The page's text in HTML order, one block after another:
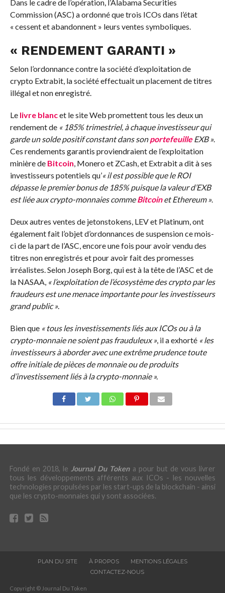
Dans le cadre de l’opération, l’Alabama Securities
Commission (ASC) a ordonné que trois ICOs dans l’état
« cessent et abandonnent » leurs ventes symboliques.
« RENDEMENT GARANTI »
Selon l’ordonnance contre la société d’exploitation de
crypto Extrabit, la société effectuait un placement de titres
illégal et non enregistré.
Le livre blancet le site Web promettent tous les deux un
rendement de « 185% trimestriel, à chaque investisseur qui
garde un solde positif constant dans sonportefeuilleEXB ».
Ces rendements garantis proviendraient de l’exploitation
minière de Bitcoin, Monero et ZCash, et Extrabit a dit à ses
investisseurs potentiels qu’« il est possible que le ROI
dépasse le premier bonus de 185% puisque la valeur d’EXB
est liée aux crypto-monnaies commeBitcoinet Ethereum ».
Deux autres ventes de jetonstokens, LEV et Platinum, ont
également fait l’objet d’ordonnances de suspension ce mois-
ci de la part de l’ASC, encore une fois pour avoir vendu des
titres non enregistrés et pour avoir fait des promesses
irréalistes. Selon Joseph Borg, qui est à la tête de l’ASC et de
la NASAA, « l’exploitation de l’écosystème des crypto par les
fraudeurs est une menace importante pour les investisseurs
grand public ».
Bien que « tous les investissements liés aux ICOs ou à la
crypto-monnaie ne soient pas frauduleux », il a exhorté « les
investisseurs à aborder avec une extrême prudence toute
offre initiale de pièces de monnaie ou de produits
d’investissement liés à la crypto-monnaie ».
Fondé en 2018, leJournal Du Tokena pour but de vous livrer
tous les développements afférents aux ICOs - les nouvelles
technologies propulsées par les start-ups de la blockchain - ainsi
que les crypto-monnaies qui y sont associées.
PLAN DU SITE À PROPOS
MENTIONS LÉGALES
CONTACTEZ-NOUS
Copyright © Journal Du Token